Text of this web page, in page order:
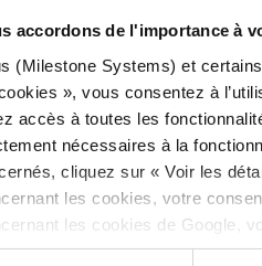
accordons de l'importance à
(Milestone Systems) et
», vous consentez à
accès à toutes les
nécessaires à la
cliquez sur « Voir les
les cookies, votre
les cookies de Google,
de Google Analytics ici
la flexibilité de la
ainsi que les
opérationnelle.